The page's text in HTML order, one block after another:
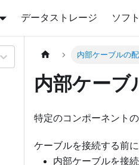
データストレージ ソフ
内部ケーブルの
内部ケーブ
特定のコンポーネント
ケーブルを接続する前
内部ケーブルを接